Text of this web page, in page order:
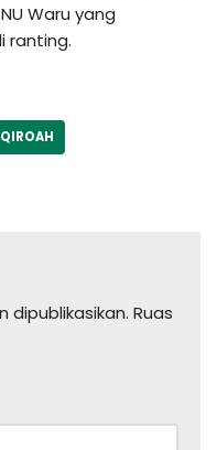
Waru yang
ranting.
dipublikasikan. Ruas